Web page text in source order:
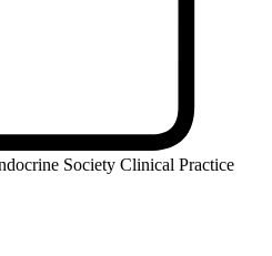
Society Clinical Practice